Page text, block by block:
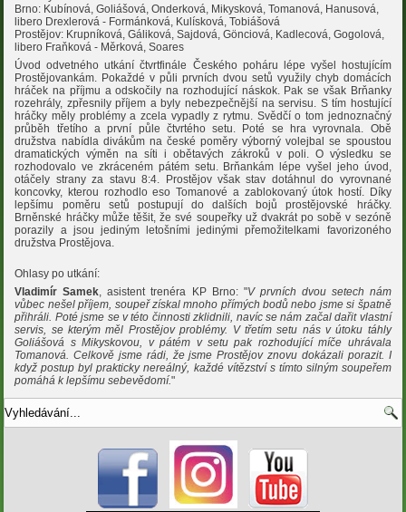
Brno: Kubínová, Goliášová, Onderková, Mikysková, Tomanová, Hanusová,
libero Drexlerová - Formánková, Kulísková, Tobiášová
Prostějov: Krupníková, Gáliková, Sajdová, Gönciová, Kadlecová, Gogolová,
libero Fraňková - Měrková, Soares
Úvod odvetného utkání čtvrtfinále Českého poháru lépe vyšel hostujícím
Prostějovankám. Pokaždé v půli prvních dvou setů využily chyb domácích
hráček na příjmu a odskočily na rozhodující náskok. Pak se však Brňanky
rozehrály, zpřesnily příjem a byly nebezpečnější na servisu. S tím hostující
hráčky měly problémy a zcela vypadly z rytmu. Svědčí o tom jednoznačný
průběh třetího a první půle čtvrtého setu. Poté se hra vyrovnala. Obě
družstva nabídla divákům na české poměry výborný volejbal se spoustou
dramatických výměn na síti i obětavých zákroků v poli. O výsledku se
rozhodovalo ve zkráceném pátém setu. Brňankám lépe vyšel jeho úvod,
otáčely strany za stavu 8:4. Prostějov však stav dotáhnul do vyrovnané
koncovky, kterou rozhodlo eso Tomanové a zablokovaný útok hostí. Díky
lepšímu poměru setů postupují do dalších bojů prostějovské hráčky.
Brněnské hráčky může těšit, že své soupeřky už dvakrát po sobě v sezóně
porazily a jsou jediným letošními jedinými přemožitelkami favorizoného
družstva Prostějova.
Ohlasy po utkání:
Vladimír Samek, asistent trenéra KP Brno: "V prvních dvou setech nám
vůbec nešel příjem, soupeř získal mnoho přímých bodů nebo jsme si špatně
přihráli. Poté jsme se v této činnosti zklidnili, navíc se nám začal dařit vlastní
servis, se kterým měl Prostějov problémy. V třetím setu nás v útoku táhly
Goliášová s Mikyskovou, v pátém v setu pak rozhodující míče uhrávala
Tomanová. Celkově jsme rádi, že jsme Prostějov znovu dokázali porazit. I
když postup byl prakticky nereálný, každé vítězství s tímto silným soupeřem
pomáhá k lepšímu sebevědomí."